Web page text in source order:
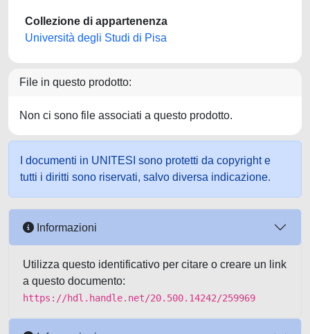
Collezione di appartenenza
Università degli Studi di Pisa
File in questo prodotto:
Non ci sono file associati a questo prodotto.
I documenti in UNITESI sono protetti da copyright e
tutti i diritti sono riservati, salvo diversa indicazione.
Informazioni
Utilizza questo identificativo per citare o creare un link
a questo documento:
https://hdl.handle.net/20.500.14242/259969